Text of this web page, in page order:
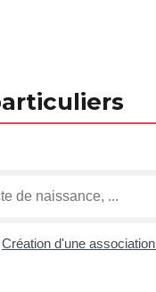
Création d'une association